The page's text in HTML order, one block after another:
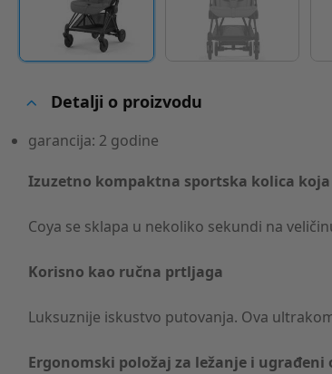
Detalji o proizvodu
garancija: 2 godine
Izuzetno kompaktna sportska kolica
Coya se sklapa u nekoliko sekundi na
Korisno kao ručna prtljaga
Luksuznije iskustvo putovanja. Ova
Ergonomski položaj za ležanje i ugrađeni